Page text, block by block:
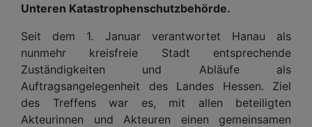
Unteren Katastrophenschutzbehörde.
Seit dem 1. Januar verantwortet Hanau als
nunmehr kreisfreie Stadt entsprechende
Zuständigkeiten und Abläufe als
Auftragsangelegenheit des Landes Hessen. Ziel
des Treffens war es, mit allen beteiligten
Akteurinnen und Akteuren einen gemeinsamen